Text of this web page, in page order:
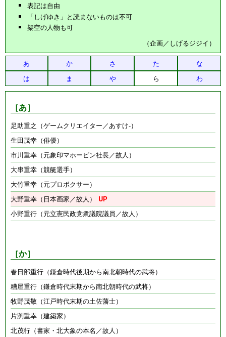
表記は自由
「しげゆき」と読まないものは不可
架空の人物も可
（企画／しげるジジイ）
あ か さ た
な
は
ま や ら わ
［あ］
足助重之（ゲームクリエイター／あすけ-）
生田茂幸（俳優）
市川重幸（元象印マホービン社長／故人）
大串重幸（競艇選手）
大竹重幸（元プロボクサー）
大野重幸（日本画家／故人）
小野重行（元立憲民政党衆議院議員／故人）
［か］
春日部重行（鎌倉時代後期から南北朝時代の武将）
糟屋重行（鎌倉時代末期から南北朝時代の武将）
牧野茂敬（江戸時代末期の土佐藩士）
片渕重幸（建築家）
北茂行（書家・北大象の本名／故人）